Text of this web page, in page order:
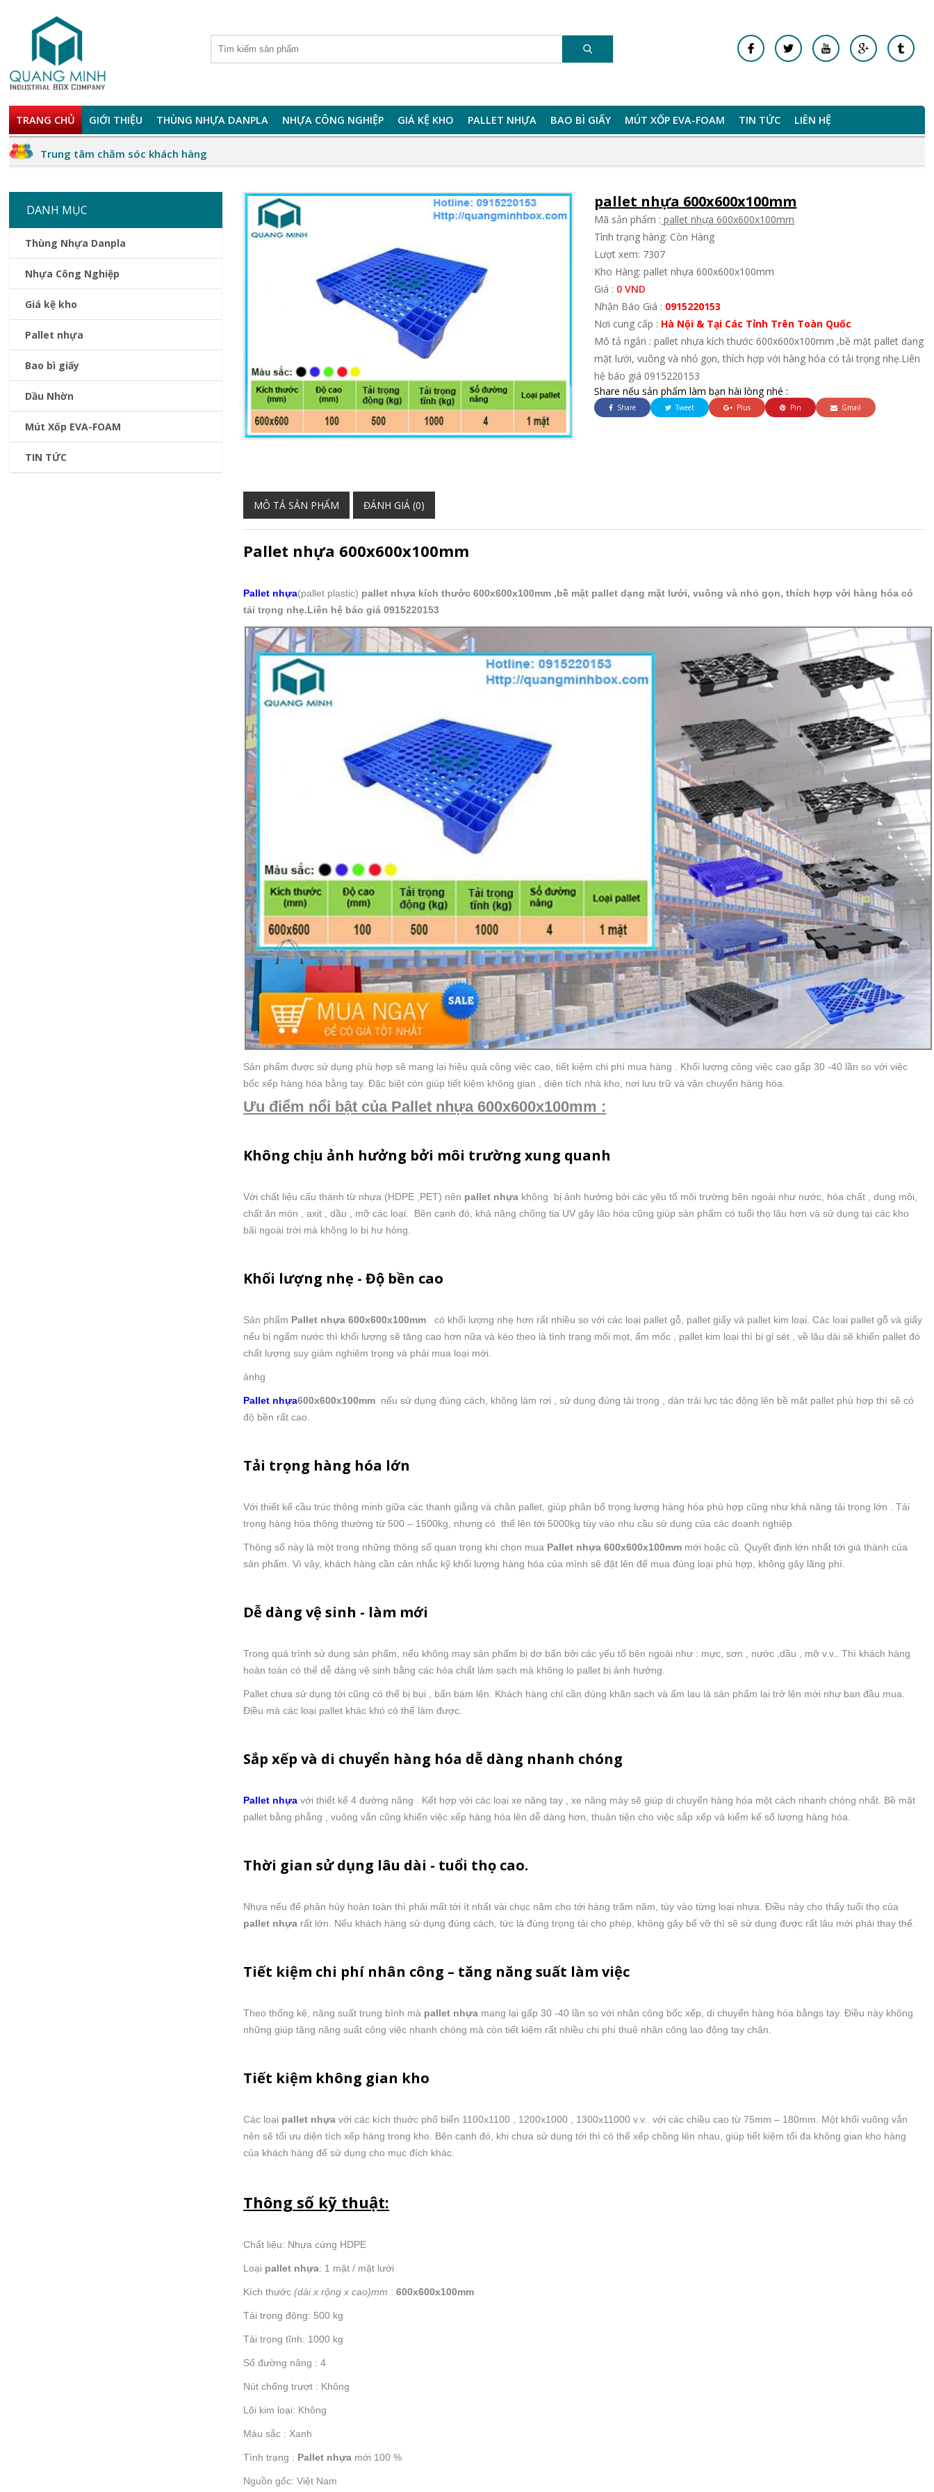
TRANG CHỦ GIỚI THIỆU THÙNG NHỰA DANPLA NHỰA CÔNG NGHIỆP GIÁ KỆ KHO PALLET NHỰA BAO BÌ GIẤY MÚT XỐP EVA-FOAM TIN TỨC LIÊN HỆ
Trung tâm chăm sóc khách hàng
DANH MỤC
Thùng Nhựa Danpla
Nhựa Công Nghiệp
Giá kệ kho
Pallet nhựa
Bao bì giấy
Dầu Nhờn
Mút Xốp EVA-FOAM
TIN TỨC
pallet nhựa 600x600x100mm
Mã sản phẩm : pallet nhựa 600x600x100mm
Tình trạng hàng: Còn Hàng
Lượt xem: 7307
Kho Hàng: pallet nhựa 600x600x100mm
Giá : 0 VND
Nhận Báo Giá : 0915220153
Nơi cung cấp : Hà Nội & Tại Các Tỉnh Trên Toàn Quốc
Mô tả ngắn : pallet nhựa kích thước 600x600x100mm ,bề mặt pallet dạng
mặt lưới, vuông và nhỏ gọn, thích hợp với hàng hóa có tải trọng nhẹ.Liên
hệ báo giá 0915220153
Share nếu sản phẩm làm bạn hài lòng nhé :
Share Tweet Plus Pin Gmail
MÔ TẢ SẢN PHẨM ĐÁNH GIÁ (0)
Pallet nhựa 600x600x100mm
Pallet nhựa(pallet plastic) pallet nhựa kích thước 600x600x100mm ,bề mặt pallet dạng mặt lưới, vuông và nhỏ gọn, thích hợp với hàng hóa có
tải trọng nhẹ.Liên hệ báo giá 0915220153
Sản phẩm được sử dụng phù hợp sẽ mang lại hiệu quả công việc cao, tiết kiệm chi phí mua hàng . Khối lượng công việc cao gấp 30 -40 lần so với việc
bốc xếp hàng hóa bằng tay. Đặc biệt còn giúp tiết kiệm không gian , diện tích nhà kho, nơi lưu trữ và vận chuyển hàng hóa.
Ưu điểm nổi bật của Pallet nhựa 600x600x100mm :
Không chịu ảnh hưởng bởi môi trường xung quanh
Với chất liệu cấu thành từ nhựa (HDPE ,PET) nên pallet nhựa không bị ảnh hưởng bởi các yêu tố môi trường bên ngoài như nước, hóa chất , dung môi,
chất ăn mòn , axit , dầu , mỡ các loại. Bên cạnh đó, khả năng chống tia UV gây lão hóa cũng giúp sản phẩm có tuổi thọ lâu hơn và sử dụng tại các kho
bãi ngoài trời mà không lo bị hư hỏng.
Khối lượng nhẹ - Độ bền cao
Sản phẩm Pallet nhựa 600x600x100mmcó khối lượng nhẹ hơn rất nhiều so với các loại pallet gỗ, pallet giấy và pallet kim loại. Các loại pallet gỗ và giấy
nếu bị ngấm nước thì khối lượng sẽ tăng cao hơn nữa và kéo theo là tình trạng mối mọt, ẩm mốc , pallet kim loại thì bị gỉ sét , về lâu dài sẽ khiến pallet đó
chất lượng suy giảm nghiêm trọng và phải mua loại mới.
ảnhg
Pallet nhựa600x600x100mm nếu sử dụng đúng cách, không làm rơi , sử dụng đúng tải trọng , dàn trải lực tác động lên bề mặt pallet phù hợp thì sẽ có
độ bền rất cao.
Tải trọng hàng hóa lớn
Với thiết kế cầu trúc thông minh giữa các thanh giằng và chân pallet, giúp phân bố trọng lượng hàng hóa phù hợp cũng như khả năng tải trọng lớn . Tải
trọng hàng hóa thông thường từ 500 – 1500kg, nhưng có thể lên tới 5000kg tùy vào nhu cầu sử dụng của các doanh nghiệp.
Thông số này là một trong những thông số quan trọng khi chọn mua Pallet nhựa 600x600x100mm mới hoặc cũ. Quyết định lớn nhất tới giá thành của
sản phẩm. Vì vậy, khách hàng cần cân nhắc kỹ khối lượng hàng hóa của mình sẽ đặt lên để mua đúng loại phù hợp, không gây lãng phí.
Dễ dàng vệ sinh - làm mới
Trong quá trình sử dụng sản phẩm, nếu không may sản phẩm bị dơ bẩn bởi các yếu tố bên ngoài như : mực, sơn , nước ,dầu , mỡ v.v.. Thì khách hàng
hoàn toàn có thể dễ dàng vệ sinh bằng các hóa chất làm sạch mà không lo pallet bị ảnh hưởng.
Pallet chưa sử dụng tới cũng có thể bị bụi , bẩn bám lên. Khách hàng chỉ cần dùng khăn sạch và ẩm lau là sản phẩm lại trở lên mới như ban đầu mua.
Điều mà các loại pallet khác khó có thể làm được.
Sắp xếp và di chuyển hàng hóa dễ dàng nhanh chóng
Pallet nhựa với thiết kế 4 đường nâng . Kết hợp với các loại xe nâng tay , xe nâng máy sẽ giúp di chuyển hàng hóa một cách nhanh chóng nhất. Bề mặt
pallet bằng phẳng , vuông vắn cũng khiến việc xếp hàng hóa lên dễ dàng hơn, thuận tiện cho việc sắp xếp và kiểm kế số lượng hàng hóa.
Thời gian sử dụng lâu dài - tuổi thọ cao.
Nhựa nếu để phân hủy hoàn toàn thì phải mất tới ít nhất vài chục năm cho tới hàng trăm năm, tùy vào từng loại nhựa. Điều này cho thấy tuổi thọ của
pallet nhựa rất lớn. Nếu khách hàng sử dụng đúng cách, tức là đúng trọng tải cho phép, không gây bể vỡ thì sẽ sử dụng được rất lâu mới phải thay thế.
Tiết kiệm chi phí nhân công – tăng năng suất làm việc
Theo thống kê, năng suất trung bình mà pallet nhựa mang lại gấp 30 -40 lần so với nhân công bốc xếp, di chuyển hàng hóa bằngs tay. Điều này không
những giúp tăng năng suất công việc nhanh chóng mà còn tiết kiệm rất nhiều chi phí thuê nhân công lao động tay chân.
Tiết kiệm không gian kho
Các loại pallet nhựa với các kích thuớc phổ biến 1100x1100 , 1200x1000 , 1300x11000 v.v.. với các chiều cao từ 75mm – 180mm. Một khối vuông vắn
nên sẽ tối ưu diện tích xếp hàng trong kho. Bên cạnh đó, khi chưa sử dụng tới thì có thể xếp chồng lên nhau, giúp tiết kiệm tối đa không gian kho hàng
của khách hàng để sử dụng cho mục đích khác.
Thông số kỹ thuật:
Chất liệu: Nhựa cứng HDPE
Loại pallet nhựa: 1 mặt / mặt lưới
Kích thước(dài x rộng x cao)mm :600x600x100mm
Tải trọng động: 500 kg
Tải trọng tĩnh: 1000 kg
Số đường nâng : 4
Nút chống trượt : Không
Lõi kim loại: Không
Màu sắc : Xanh
Tình trạng : Pallet nhựa mới 100 %
Nguồn gốc: Việt Nam